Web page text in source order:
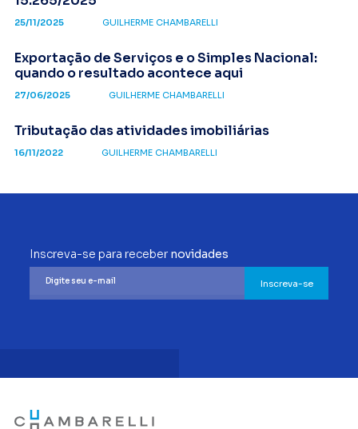
25/11/2025 GUILHERME CHAMBARELLI
Exportação de Serviços e o Simples Nacional:
quando o resultado acontece aqui
27/06/2025 GUILHERME CHAMBARELLI
Tributação das atividades imobiliárias
16/11/2022 GUILHERME CHAMBARELLI
Inscreva-se para receber novidades
Inscreva-se